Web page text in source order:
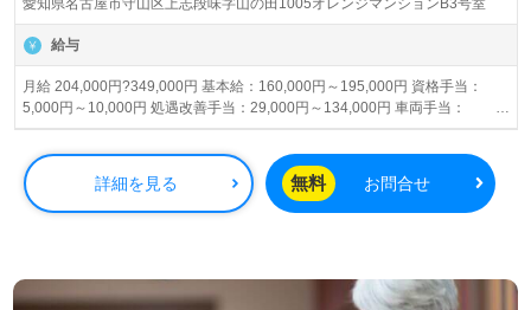
給与
月給 204,000円?349,000円 基本給：160,000円～195,000円 資格手当：
5,000円～10,000円 処遇改善手当：29,000円～134,000円 車両手当：
10,000円 賞与あり 昇給あり
詳細を見る 無料 お問合せ